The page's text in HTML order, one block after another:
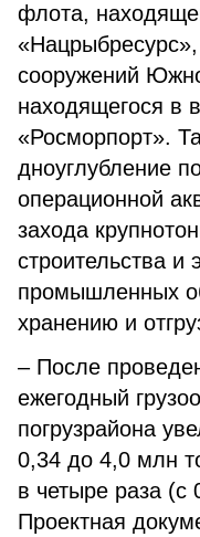
флота,
«Нацрыбресурс»,
сооружений
находящегося в
«Росморпорт».
дноуглубление
операционной
захода
строительства и
промышленных
хранению и
– После
ежегодный
погрузрайона
0,34 до 4,0 млн
в четыре раза (с
Проектная